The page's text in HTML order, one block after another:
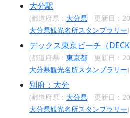
大分駅
(都道府県： 大分県 更新日：
大分県観光名所スタンプラリー)
デックス東京ビーチ（
(都道府県： 東京都 更新日：
大分県観光名所スタンプラリー)
別府：大分
(都道府県： 大分県 更新日：
大分県観光名所スタンプラリー)